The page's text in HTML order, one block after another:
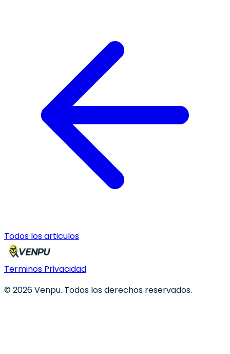
Todos los articulos
Terminos Privacidad
© 2026 Venpu. Todos los derechos reservados.